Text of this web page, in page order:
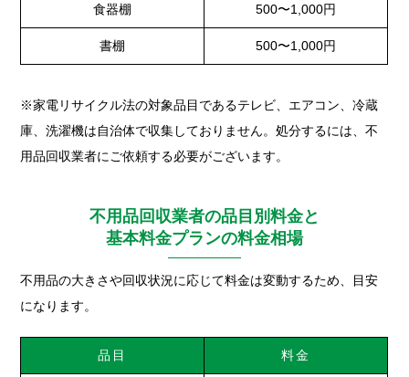
食器棚 500〜1,000円
書棚 500〜1,000円
※家電リサイクル法の対象品目であるテレビ、エアコン、冷蔵
庫、洗濯機は自治体で収集しておりません。処分するには、不
用品回収業者にご依頼する必要がございます。
不用品回収業者の品目別料金と
基本料金プランの料金相場
不用品の大きさや回収状況に応じて料金は変動するため、目安
になります。
品目 料金